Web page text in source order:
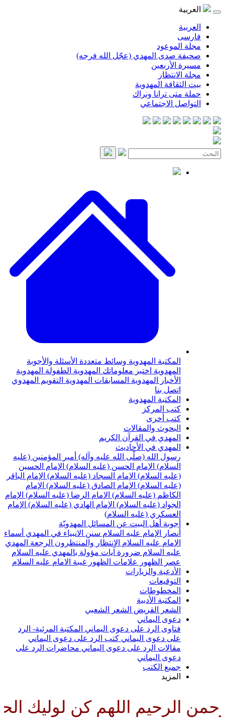
العربية
العربية
فارسی
مجلة الموعود
صحيفة صدى المهدي (عجّل الله فرجه)
مسيرة الأربعين
مجلة الانتظار
بيت الثقافة المهدوية
حملة متى ترانا ونراك
التواصل الاجتماعي
المكتبة المهدوية وسائط متعددة الأسئلة والأجوبة
المهدوية اختبر معلوماتك المهدوية الطفولة المهدوية
الأخبار المهدوية المسابقات المهدوية التقويم المهدوي
اتصل بنا
المكتبة المهدوية
كتب المركز
كتب أخرى
البحوث والمقالات
المهدي في القرآن الكريم
المهدي في الأحاديث
رسول الله (صلّى الله عليه وآله) أمير المؤمنين (عليه
السلام) الإمام الحسن (عليه السلام) الإمام الحسين
(عليه السلام) الإمام السجاد (عليه السلام) الإمام الباقر
(عليه السلام) الإمام الصادق (عليه السلام) الإمام
الكاظم (عليه السلام) الإمام الرضا (عليه السلام) الإمام
الجواد (عليه السلام) الإمام الهادي (عليه السلام) الإمام
العسكري (عليه السلام)
أجوبة أهل البيت عن المسائل المهدويّة
أنصار الإمام عليه السلام سنن الانبياء في المهدي أسماء
الإمام عليه السلام الانتظار والمنتظرون الرجعة المهدي
عليه السلام ضرورة آيات مؤولة بالمهدي عليه السلام
عصر الظهور
علامات الظهور غيبة الامام عليه السلام
الأدعية والزيارات
التوقيعات
المخطوطات
المكتبة الأدبية
الشعر القريض الشعر الشعبي
دعوى اليماني
فتاوى الرد على دعوى اليماني المكتبة المرئية- الرد
على دعوى اليماني كتب الرد على دعوى اليماني
مقالات الرد على دعوى اليماني محاضرات الرد على
دعوى اليماني
جميع الكتب
المزيد
الرحيم اللهم كن لوليك